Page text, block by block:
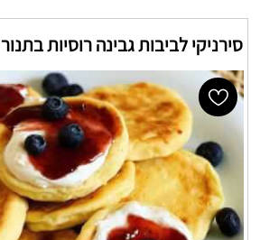
סירניקי לביבות גבינה רוסיות בתנור